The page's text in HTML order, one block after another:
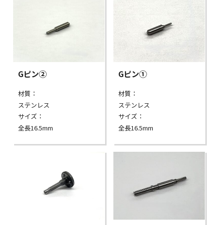
Gピン②
材質：
ステンレス
サイズ：
全長16.5mm
Gピン①
材質：
ステンレス
サイズ：
全長16.5mm